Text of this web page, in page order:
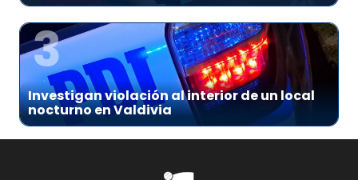
3
Investigan violación al interior de un local
nocturno en Valdivia